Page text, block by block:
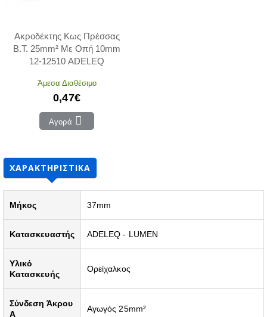
Ακροδέκτης Κως Πρέσσας
Β.Τ. 25mm² Με Οπή 10mm
12-12510 ADELEQ
Άμεσα Διαθέσιμο
0,47€
Αγορά
ΧΑΡΑΚΤΗΡΙΣΤΙΚΆ
Μήκος 37mm
Κατασκευαστής ADELEQ - LUMEN
Υλικό
Κατασκευής
Ορείχαλκος
Σύνδεση Άκρου
A
Αγωγός 25mm²